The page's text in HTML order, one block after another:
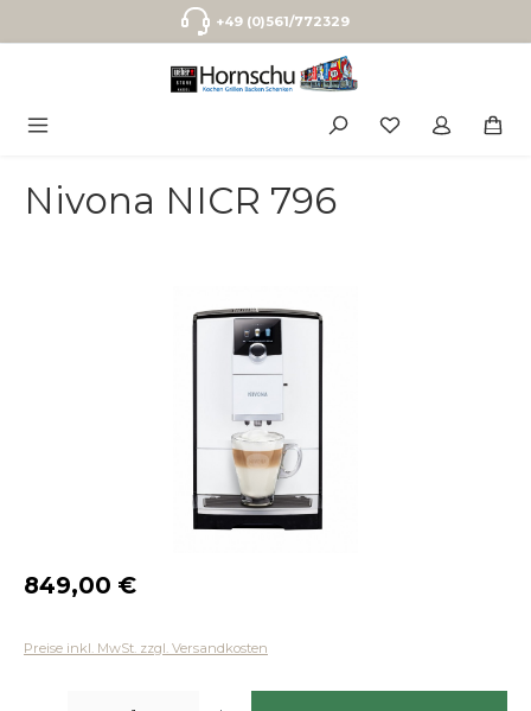
Zum Hauptinhalt springen+49 (0)561/772329
Nivona NICR 796
Regulärer Preis:
849,00 €
Preise inkl. MwSt. zzgl. Versandkosten